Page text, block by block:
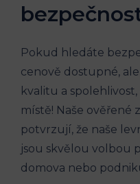
Pokud hledáte
cenově dostupné,
kvalitu a
místě! Naše ověřené
potvrzují, že naše
jsou skvělou volbou
domova nebo